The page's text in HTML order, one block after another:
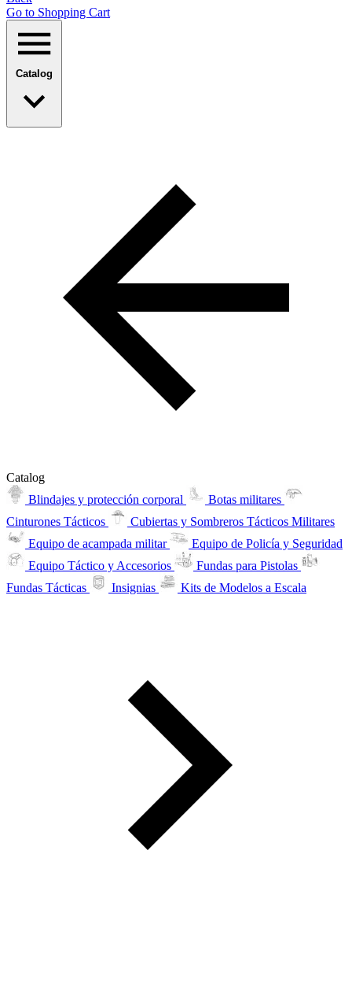
Go to Shopping Сart
Catalog
Catalog
Blindajes y protección corporal
Botas militares
Cinturones Tácticos
Cubiertas y Sombreros Tácticos Militares
Equipo de acampada militar
Equipo de Policía y Seguridad
Equipo Táctico y Accesorios
Fundas para Pistolas
Fundas Tácticas
Insignias Kits de Modelos a Escala